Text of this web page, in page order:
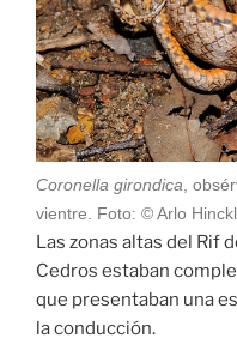
Coronella girondica ,
vientre. Foto: © Arlo
Las zonas altas del Rif
Cedros estaban
que presentaban una
la conducción.